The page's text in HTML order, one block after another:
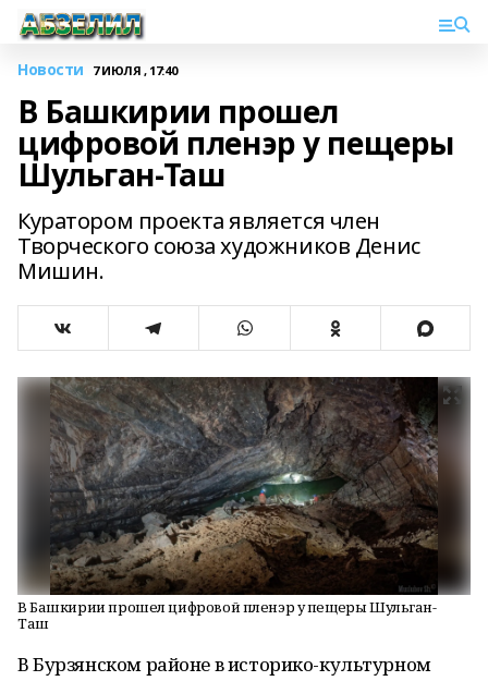
Новости 7 ИЮЛЯ , 17:40
В Башкирии прошел
цифровой пленэр у пещеры
Шульган-Таш
Куратором проекта является член
Творческого союза художников Денис
Мишин.
В Башкирии прошел цифровой пленэр у пещеры Шульган-
Таш
В Бурзянском районе в историко-культурном